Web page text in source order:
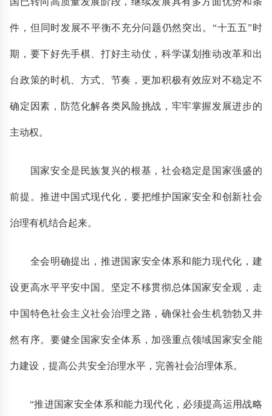
件，但同时发展不平衡不充分问题仍然突出。“十五五”时
期，要下好先手棋、打好主动仗，科学谋划推动改革和出
台政策的时机、方式、节奏，更加积极有效应对不稳定不
确定因素，防范化解各类风险挑战，牢牢掌握发展进步的
主动权。
国家安全是民族复兴的根基，社会稳定是国家强盛的
前提。推进中国式现代化，要把维护国家安全和创新社会
治理有机结合起来。
全会明确提出，推进国家安全体系和能力现代化，建
设更高水平平安中国。坚定不移贯彻总体国家安全观，走
中国特色社会主义社会治理之路，确保社会生机勃勃又井
然有序。要健全国家安全体系，加强重点领域国家安全能
力建设，提高公共安全治理水平，完善社会治理体系。
“推进国家安全体系和能力现代化，必须提高运用战略